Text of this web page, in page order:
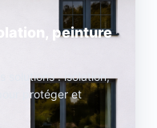
peinture
solutions : isolation,
protéger et